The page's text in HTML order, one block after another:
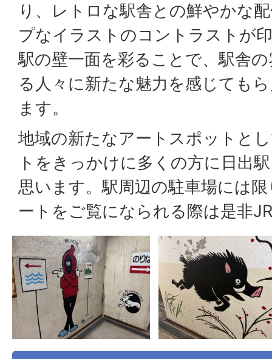
り、レトロな駅舎との鮮やかな
プなイラストのコントラストが
駅の壁一面を彩ることで、駅舎
る人々に新たな魅力を感じても
ます。
地域の新たなアートスポットと
トをきっかけに多くの方に日出
思います。駅周辺の駐車場には
ートをご覧になられる際は是非